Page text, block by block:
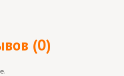
(0)